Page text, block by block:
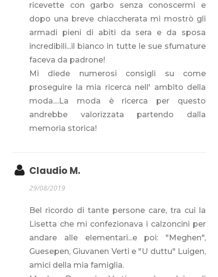
ricevette con garbo senza conoscermi e
dopo una breve chiaccherata mi mostrò gli
armadi pieni di abiti da sera e da sposa
incredibili...il bianco in tutte le sue sfumature
faceva da padrone!
Mi diede numerosi consigli su come
proseguire la mia ricerca nell' ambito della
moda....La moda è ricerca per questo
andrebbe valorizzata partendo dalla
memoria storica!
Claudio M.
29/08/2019
Bel ricordo di tante persone care, tra cui la
Lisetta che mi confezionava i calzoncini per
andare alle elementari...e poi: "Meghen",
Guesepen, Giuvanen Verti e "U duttu" Luigen,
amici della mia famiglia.